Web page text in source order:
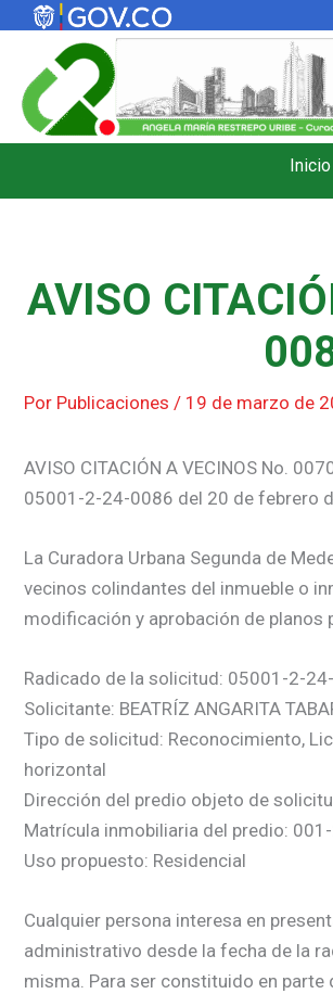
contenido
Inicio
AVISO
Por Publicaciones / 19 de marzo de
AVISO CITACIÓN A VECINOS No.
05001-2-24-0086 del 20 de febrero
La Curadora Urbana Segunda de
vecinos colindantes del inmueble o
modificación y aprobación de planos
Radicado de la solicitud: 05001-2-
Solicitante: BEATRÍZ ANGARITA
Tipo de solicitud: Reconocimiento,
horizontal
Dirección del predio objeto de
Matrícula inmobiliaria del predio:
Uso propuesto: Residencial
Cualquier persona interesa en
administrativo desde la fecha de la
misma. Para ser constituido en parte